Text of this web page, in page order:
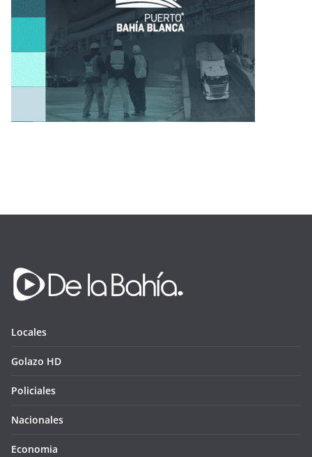
Locales
Golazo HD
Policiales
Nacionales
Economia